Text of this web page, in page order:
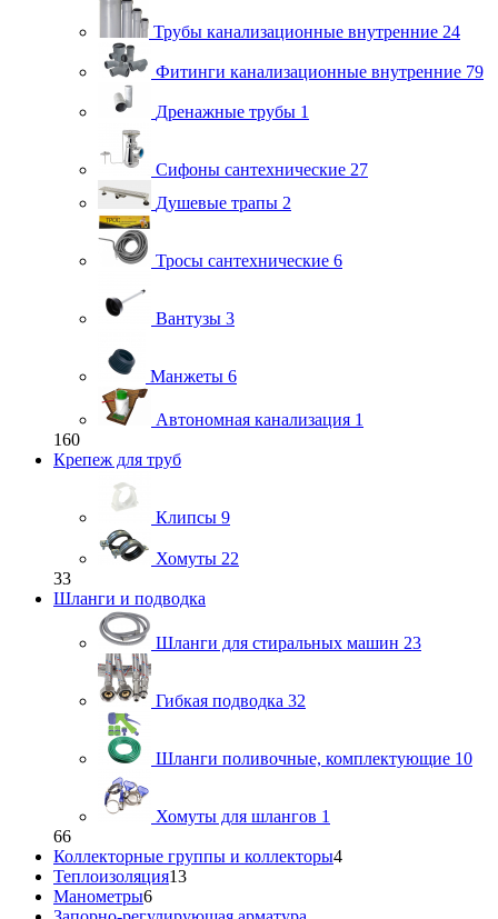
Трубы канализационные внутренние 24
Фитинги канализационные внутренние 79
Дренажные трубы 1
Сифоны сантехнические 27
Душевые трапы 2
Тросы сантехнические 6
Вантузы 3
Манжеты 6
Автономная канализация 1
160
Крепеж для труб
Клипсы 9
Хомуты 22
33
Шланги и подводка
Шланги для стиральных машин 23
Гибкая подводка 32
Шланги поливочные, комплектующие 10
Хомуты для шлангов 1
66
Коллекторные группы и коллекторы4
Теплоизоляция13
Манометры6